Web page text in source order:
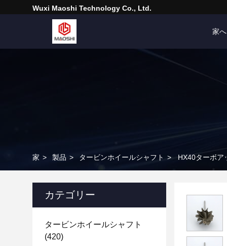
Wuxi Maoshi Technology Co., Ltd.
家へ
家 > 製品 > タービンホイールシャフト > HX40ターボ
カテゴリー
タービンホイールシャフト
(420)